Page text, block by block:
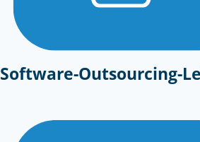
Software-Outsourcing-